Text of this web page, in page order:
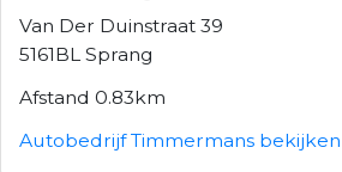
Van Der Duinstraat 39
5161BL Sprang
Afstand 0.83km
Autobedrijf Timmermans bekijken